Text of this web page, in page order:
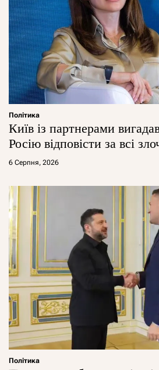
Політика
Київ із партнерами
Росію відповісти за всі
6 Серпня, 2026
Політика